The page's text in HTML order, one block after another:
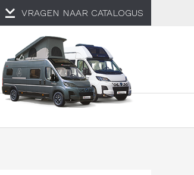
VRAGEN NAAR CATALOGUS